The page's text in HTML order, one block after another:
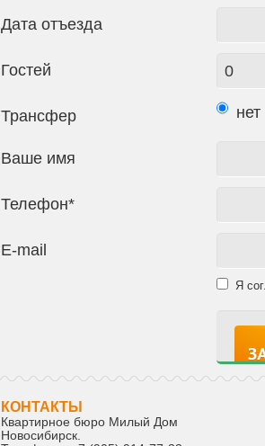
Дата отъезда
Гостей
Трансфер нет
Ваше имя
Телефон*
E-mail
Я
КОНТАКТЫ
Квартирное бюро Милый Дом
Новосибирск.